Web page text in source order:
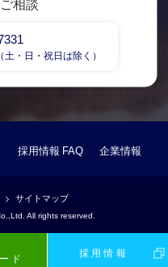
相談
・日・祝日は除く）
採用情報 FAQ 企業情報
サイトマップ
All rights reserved.
ド
採用情報